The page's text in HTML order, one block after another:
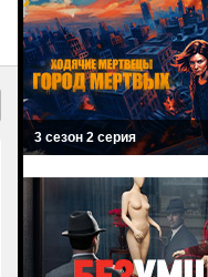
3 сезон 2 серия